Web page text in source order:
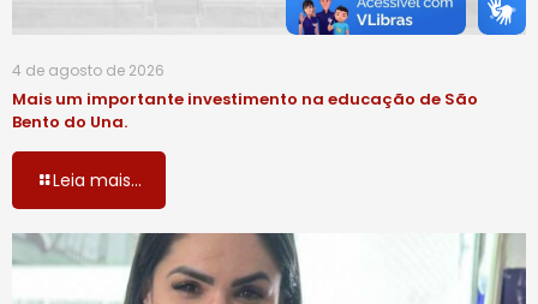
4 de agosto de 2026
Mais um importante investimento na educação de São
Bento do Una.
Leia mais...